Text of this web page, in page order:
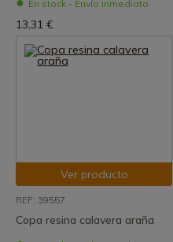
En stock - Envío inmediato
13,31 €
Ver producto
REF: 39557
Copa resina calavera araña